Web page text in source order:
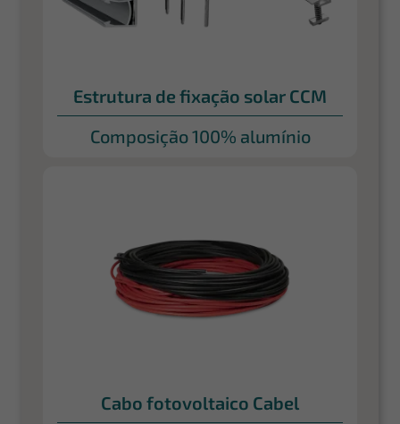
Estrutura de fixação solar CCM
Composição 100% alumínio
Cabo fotovoltaico Cabel